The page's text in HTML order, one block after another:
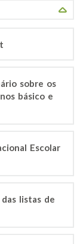
sobre os
básico e
Escolar
listas de